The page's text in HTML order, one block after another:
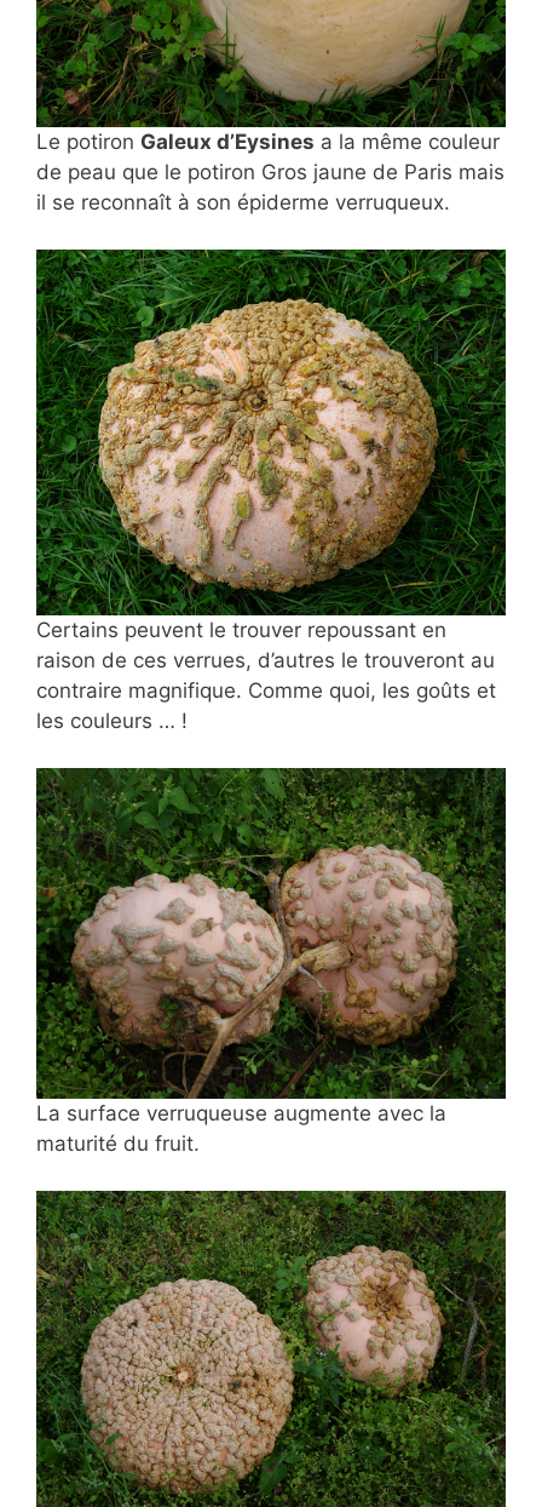
Le potiron Galeux d’Eysines a la même couleur
de peau que le potiron Gros jaune de Paris mais
il se reconnaît à son épiderme verruqueux.
Certains peuvent le trouver repoussant en
raison de ces verrues, d’autres le trouveront au
contraire magnifique. Comme quoi, les goûts et
les couleurs … !
La surface verruqueuse augmente avec la
maturité du fruit.